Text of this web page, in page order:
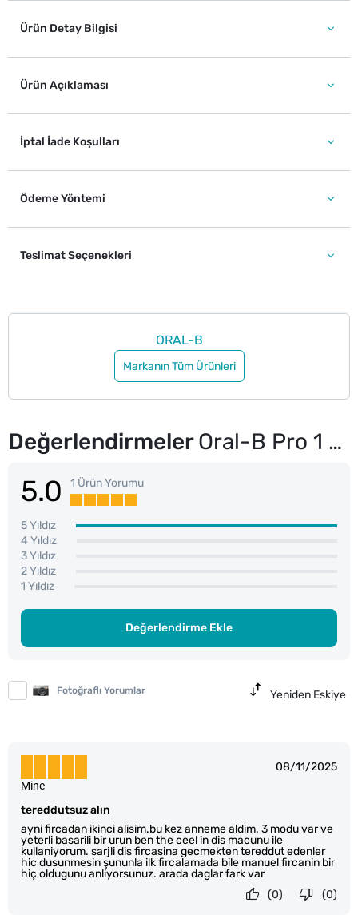
Ürün Detay Bilgisi
Ürün Açıklaması
İptal İade Koşulları
Ödeme Yöntemi
Teslimat Seçenekleri
ORAL-B
Markanın Tüm Ürünleri
DeğerlendirmelerOral-B Pro 1 Şarjlı Diş Fırçası Siyah
5.0 1 Ürün Yorumu
5 Yıldız
4 Yıldız
3 Yıldız
2 Yıldız
1 Yıldız
Değerlendirme Ekle
Fotoğraflı Yorumlar Yeniden Eskiye
08/11/2025
tereddutsuz alın
ayni fircadan ikinci alisim.bu kez anneme aldim. 3 modu var ve
yeterli basarili bir urun ben the ceel in dis macunu ile
kullaniyorum. sarjli dis fircasina gecmekten tereddut edenler
hic dusunmesin şununla ilk fircalamada bile manuel fircanin bir
hiç oldugunu anliyorsunuz. arada daglar fark var
Mine
(0)
(0)